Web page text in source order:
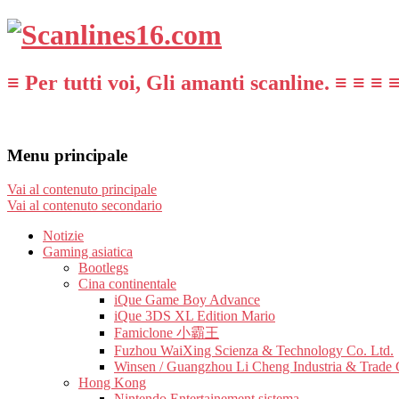
≡ Per tutti voi, Gli amanti scanline. ≡ ≡ ≡ ≡
Menu principale
Vai al contenuto principale
Vai al contenuto secondario
Notizie
Gaming asiatica
Bootlegs
Cina continentale
iQue Game Boy Advance
iQue 3DS XL Edition Mario
Famiclone 小霸王
Fuzhou WaiXing Scienza & Technology Co. Ltd.
Winsen / Guangzhou Li Cheng Industria & Trade
Hong Kong